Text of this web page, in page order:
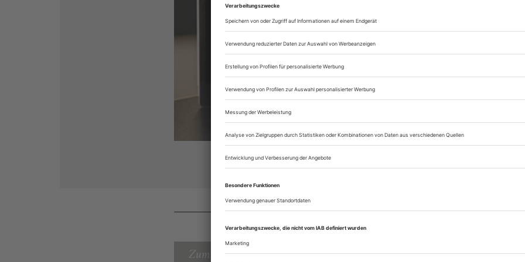
Lesegenuss auf
Theater heute
sofort nutzen
Digital-Abo testen
Zum Inhaltsverzeichnis